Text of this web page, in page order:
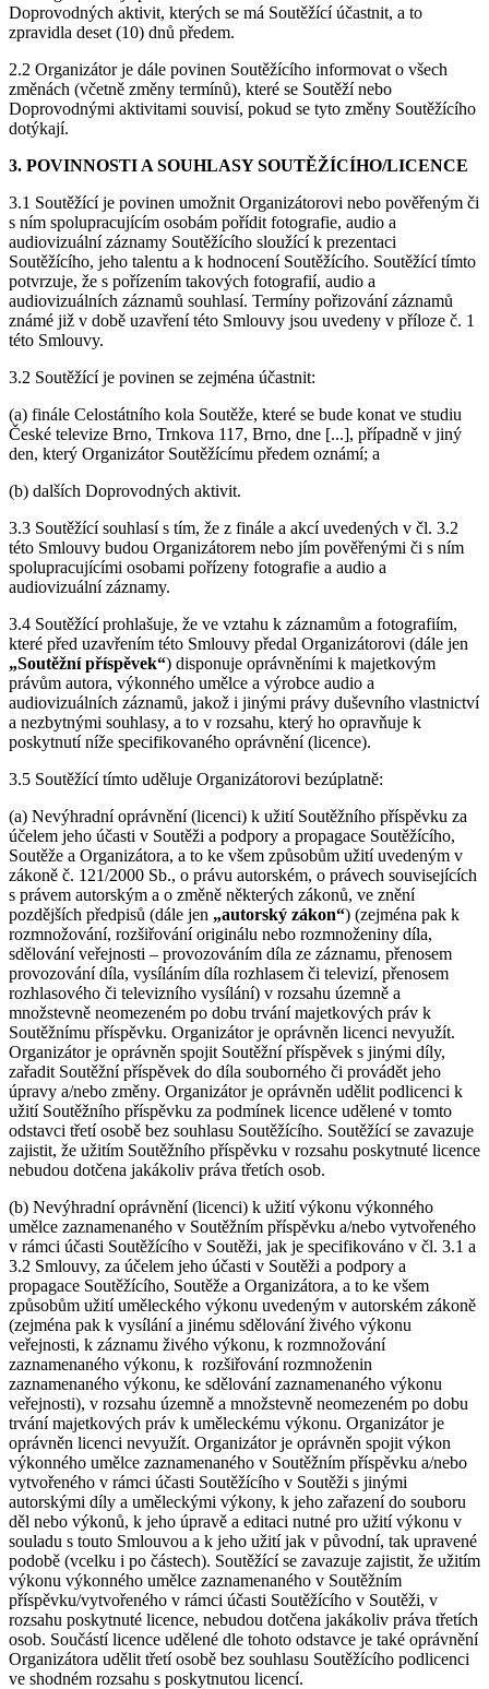
Doprovodných aktivit, kterých se má Soutěžící účastnit, a to
zpravidla deset (10) dnů předem.
2.2 Organizátor je dále povinen Soutěžícího informovat o všech
změnách (včetně změny termínů), které se Soutěží nebo
Doprovodnými aktivitami souvisí, pokud se tyto změny Soutěžícího
dotýkají.
3. POVINNOSTI A SOUHLASY SOUTĚŽÍCÍHO/LICENCE
3.1 Soutěžící je povinen umožnit Organizátorovi nebo pověřeným či
s ním spolupracujícím osobám pořídit fotografie, audio a
audiovizuální záznamy Soutěžícího sloužící k prezentaci
Soutěžícího, jeho talentu a k hodnocení Soutěžícího. Soutěžící tímto
potvrzuje, že s pořízením takových fotografií, audio a
audiovizuálních záznamů souhlasí. Termíny pořizování záznamů
známé již v době uzavření této Smlouvy jsou uvedeny v příloze č. 1
této Smlouvy.
3.2 Soutěžící je povinen se zejména účastnit:
(a) finále Celostátního kola Soutěže, které se bude konat ve studiu
České televize Brno, Trnkova 117, Brno, dne [...], případně v jiný
den, který Organizátor Soutěžícímu předem oznámí; a
(b) dalších Doprovodných aktivit.
3.3 Soutěžící souhlasí s tím, že z finále a akcí uvedených v čl. 3.2
této Smlouvy budou Organizátorem nebo jím pověřenými či s ním
spolupracujícími osobami pořízeny fotografie a audio a
audiovizuální záznamy.
3.4 Soutěžící prohlašuje, že ve vztahu k záznamům a fotografiím,
které před uzavřením této Smlouvy předal Organizátorovi (dále jen
„Soutěžní příspěvek“) disponuje oprávněními k majetkovým
právům autora, výkonného umělce a výrobce audio a
audiovizuálních záznamů, jakož i jinými právy duševního vlastnictví
a nezbytnými souhlasy, a to v rozsahu, který ho opravňuje k
poskytnutí níže specifikovaného oprávnění (licence).
3.5 Soutěžící tímto uděluje Organizátorovi bezúplatně:
(a) Nevýhradní oprávnění (licenci) k užití Soutěžního příspěvku za
účelem jeho účasti v Soutěži a podpory a propagace Soutěžícího,
Soutěže a Organizátora, a to ke všem způsobům užití uvedeným v
zákoně č. 121/2000 Sb., o právu autorském, o právech souvisejících
s právem autorským a o změně některých zákonů, ve znění
pozdějších předpisů (dále jen „autorský zákon“) (zejména pak k
rozmnožování, rozšiřování originálu nebo rozmnoženiny díla,
sdělování veřejnosti – provozováním díla ze záznamu, přenosem
provozování díla, vysíláním díla rozhlasem či televizí, přenosem
rozhlasového či televizního vysílání) v rozsahu územně a
množstevně neomezeném po dobu trvání majetkových práv k
Soutěžnímu příspěvku. Organizátor je oprávněn licenci nevyužít.
Organizátor je oprávněn spojit Soutěžní příspěvek s jinými díly,
zařadit Soutěžní příspěvek do díla souborného či provádět jeho
úpravy a/nebo změny. Organizátor je oprávněn udělit podlicenci k
užití Soutěžního příspěvku za podmínek licence udělené v tomto
odstavci třetí osobě bez souhlasu Soutěžícího. Soutěžící se zavazuje
zajistit, že užitím Soutěžního příspěvku v rozsahu poskytnuté licence
nebudou dotčena jakákoliv práva třetích osob.
(b) Nevýhradní oprávnění (licenci) k užití výkonu výkonného
umělce zaznamenaného v Soutěžním příspěvku a/nebo vytvořeného
v rámci účasti Soutěžícího v Soutěži, jak je specifikováno v čl. 3.1 a
3.2 Smlouvy, za účelem jeho účasti v Soutěži a podpory a
propagace Soutěžícího, Soutěže a Organizátora, a to ke všem
způsobům užití uměleckého výkonu uvedeným v autorském zákoně
(zejména pak k vysílání a jinému sdělování živého výkonu
veřejnosti, k záznamu živého výkonu, k rozmnožování
zaznamenaného výkonu, k rozšiřování rozmnoženin
zaznamenaného výkonu, ke sdělování zaznamenaného výkonu
veřejnosti), v rozsahu územně a množstevně neomezeném po dobu
trvání majetkových práv k uměleckému výkonu. Organizátor je
oprávněn licenci nevyužít. Organizátor je oprávněn spojit výkon
výkonného umělce zaznamenaného v Soutěžním příspěvku a/nebo
vytvořeného v rámci účasti Soutěžícího v Soutěži s jinými
autorskými díly a uměleckými výkony, k jeho zařazení do souboru
děl nebo výkonů, k jeho úpravě a editaci nutné pro užití výkonu v
souladu s touto Smlouvou a k jeho užití jak v původní, tak upravené
podobě (vcelku i po částech). Soutěžící se zavazuje zajistit, že užitím
výkonu výkonného umělce zaznamenaného v Soutěžním
příspěvku/vytvořeného v rámci účasti Soutěžícího v Soutěži, v
rozsahu poskytnuté licence, nebudou dotčena jakákoliv práva třetích
osob. Součástí licence udělené dle tohoto odstavce je také oprávnění
Organizátora udělit třetí osobě bez souhlasu Soutěžícího podlicenci
ve shodném rozsahu s poskytnutou licencí.